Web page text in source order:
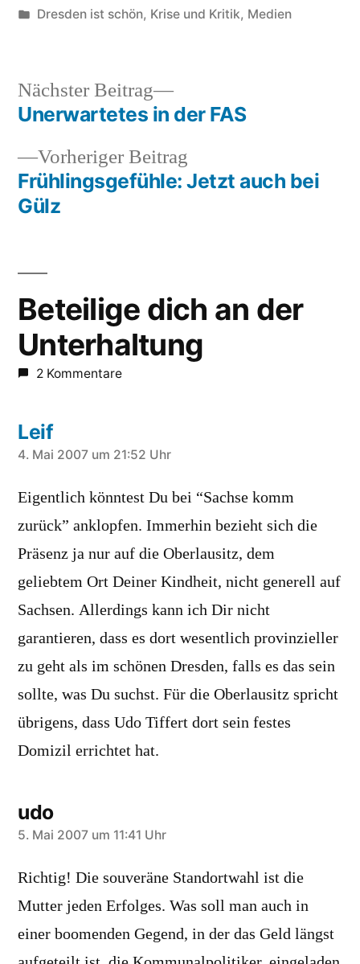
von
Veröffentlicht
Dresden ist schön, Krise und Kritik, Medien
Beitragsnavigation
Vorheriger Beitrag
Beitrag:
Frühlingsgefühle: Jetzt auch bei
Gülz
Nächster Beitrag
Nächster
Beitrag:
Unerwartetes in der FAS
Beteilige dich an der
Unterhaltung
2 Kommentare
Leif
schreibt:
4. Mai 2007 um 21:52 Uhr
Eigentlich könntest Du bei “Sachse komm
zurück” anklopfen. Immerhin bezieht sich die
Präsenz ja nur auf die Oberlausitz, dem
geliebtem Ort Deiner Kindheit, nicht generell auf
Sachsen. Allerdings kann ich Dir nicht
garantieren, dass es dort wesentlich provinzieller
zu geht als im schönen Dresden, falls es das sein
sollte, was Du suchst. Für die Oberlausitz spricht
übrigens, dass Udo Tiffert dort sein festes
Domizil errichtet hat.
udo
schreibt:
5. Mai 2007 um 11:41 Uhr
Richtig! Die souveräne Standortwahl ist die
Mutter jeden Erfolges. Was soll man auch in
einer boomenden Gegend, in der das Geld längst